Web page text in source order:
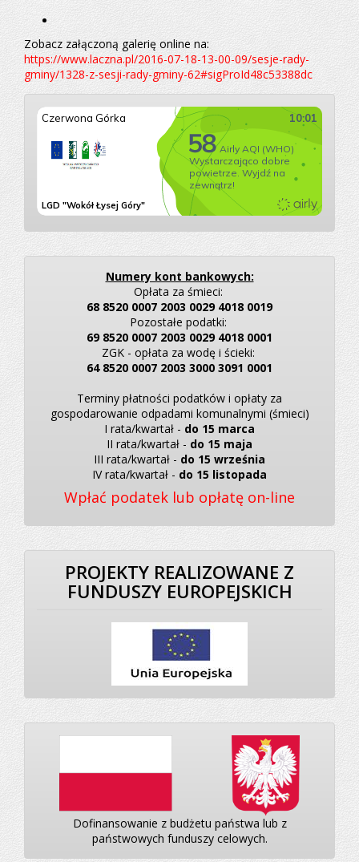
Zobacz załączoną galerię online na:
https://www.laczna.pl/2016-07-18-13-00-09/sesje-rady-
gminy/1328-z-sesji-rady-gminy-62#sigProId48c53388dc
Numery kont bankowych:
Opłata za śmieci:
68 8520 0007 2003 0029 4018 0019
Pozostałe podatki:
69 8520 0007 2003 0029 4018 0001
ZGK - opłata za wodę i ścieki:
64 8520 0007 2003 3000 3091 0001
Terminy płatności podatków i opłaty za
gospodarowanie odpadami komunalnymi (śmieci)
I rata/kwartał - do 15 marca
II rata/kwartał - do 15 maja
III rata/kwartał - do 15 września
IV rata/kwartał - do 15 listopada
Wpłać podatek lub opłatę on-line
PROJEKTY REALIZOWANE Z
FUNDUSZY EUROPEJSKICH
Dofinansowanie z budżetu państwa lub z
państwowych funduszy celowych.